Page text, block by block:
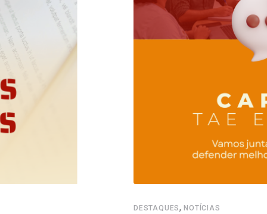
DESTAQUES,NOTÍCIAS